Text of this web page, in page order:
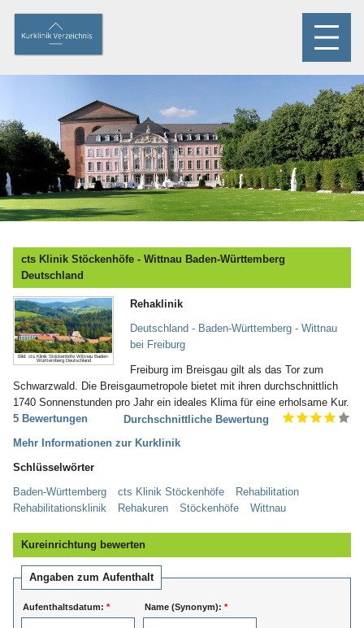
cts Klinik Stöckenhöfe - Wittnau Baden-Württemberg
Deutschland
Bild: cts Klinik Stöckenhöfe Wittnau Baden-
Württemberg Deutschland
Rehaklinik
Deutschland - Baden-Württemberg - Wittnau
bei Frei­burg
Freiburg im Breisgau gilt als das Tor zum
Schwarzwald. Die Breisgaumetropole bietet mit ihren durchschnittlich
1740 Sonnenstunden pro Jahr ein ideales Klima für eine erholsame Kur.
5 Bewertungen
Durchschnittliche Bewertung
Mehr Informationen zur Kurklinik
Schlüsselwörter
Baden-Württemberg cts Klinik Stöckenhöfe
Rehabilitation
Rehabilitationsklinik
Rehakuren Stöckenhöfe Wittnau
Kureinrichtung bewerten
Angaben zum Aufenthalt
Aufenthaltsdatum: * Name (Synonym): *